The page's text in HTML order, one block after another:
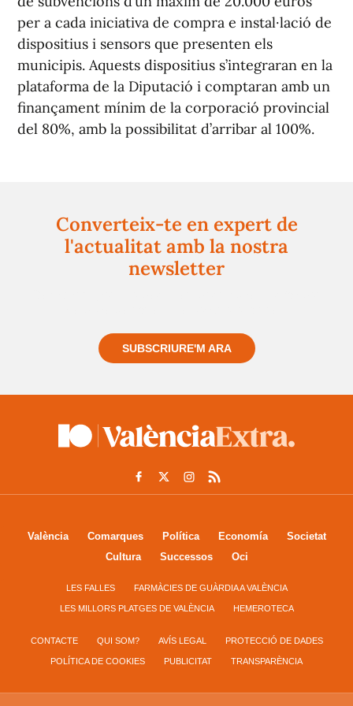
per a cada iniciativa de compra e instal·lació de
dispositius i sensors que presenten els
municipis. Aquests dispositius s’integraran en la
plataforma de la Diputació i comptaran amb un
finançament mínim de la corporació provincial
del 80%, amb la possibilitat d’arribar al 100%.
Converteix-te en expert de
l'actualitat amb la nostra
newsletter
SUBSCRIURE'M ARA
València Comarques Política Economía
Societat
Cultura
Successos Oci
LES FALLES FARMÀCIES DE GUÀRDIA A VALÈNCIA
LES MILLORS PLATGES DE VALÈNCIA HEMEROTECA
CONTACTE QUI SOM? AVÍS LEGAL PROTECCIÓ DE DADES
POLÍTICA DE COOKIES PUBLICITAT TRANSPARÈNCIA